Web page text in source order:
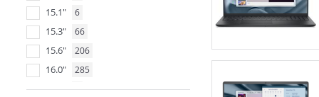
15.1" 6
15.3" 66
15.6" 206
16.0" 285
16.3" 1